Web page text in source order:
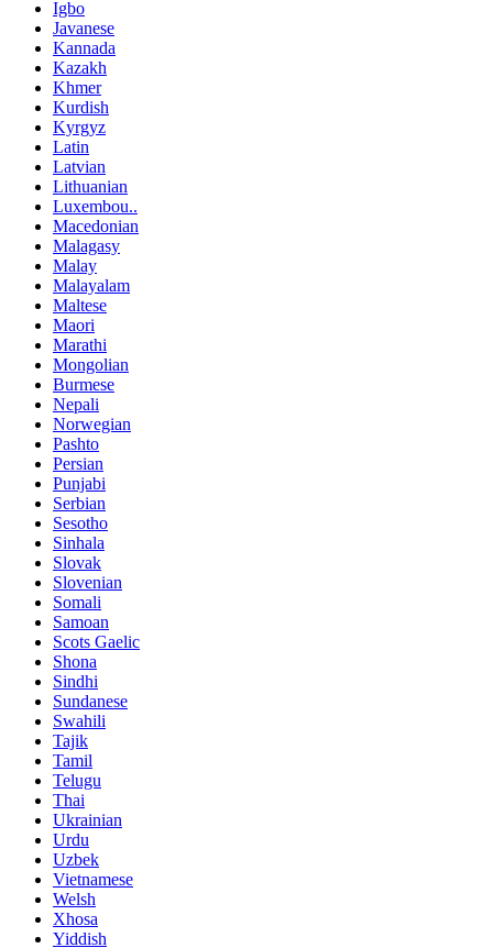
Igbo
Javanese
Kannada
Kazakh
Khmer
Kurdish
Kyrgyz
Latin
Latvian
Lithuanian
Luxembou..
Macedonian
Malagasy
Malay
Malayalam
Maltese
Maori
Marathi
Mongolian
Burmese
Nepali
Norwegian
Pashto
Persian
Punjabi
Serbian
Sesotho
Sinhala
Slovak
Slovenian
Somali
Samoan
Scots Gaelic
Shona
Sindhi
Sundanese
Swahili
Tajik
Tamil
Telugu
Thai
Ukrainian
Urdu
Uzbek
Vietnamese
Welsh
Xhosa
Yiddish